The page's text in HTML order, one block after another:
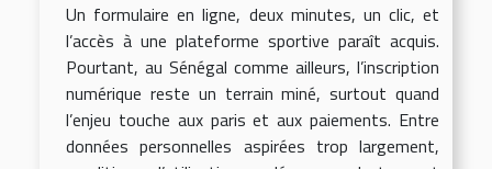
Un formulaire en ligne, deux minutes, un clic, et
l’accès à une plateforme sportive paraît acquis.
Pourtant, au Sénégal comme ailleurs, l’inscription
numérique reste un terrain miné, surtout quand
l’enjeu touche aux paris et aux paiements. Entre
données personnelles aspirées trop largement,